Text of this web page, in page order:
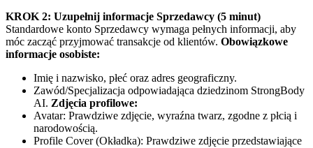
KROK 2: Uzupełnij informacje Sprzedawcy (5 minut)
Standardowe konto Sprzedawcy wymaga pełnych informacji, aby
móc zacząć przyjmować transakcje od klientów. Obowiązkowe
informacje osobiste:
Imię i nazwisko, płeć oraz adres geograficzny.
Zawód/Specjalizacja odpowiadająca dziedzinom StrongBody
AI. Zdjęcia profilowe:
Avatar: Prawdziwe zdjęcie, wyraźna twarz, zgodne z płcią i
narodowością.
Profile Cover (Okładka): Prawdziwe zdjęcie przedstawiające